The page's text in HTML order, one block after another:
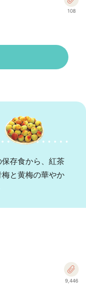
108
存食から、紅茶
と黄梅の華やか
9,446